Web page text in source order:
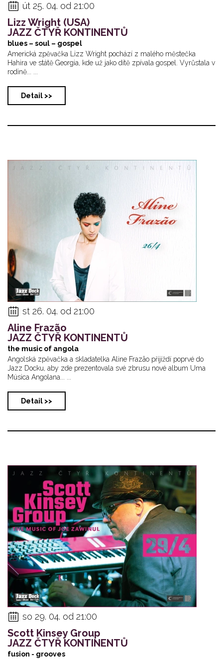
út 25. 04. od 21:00
Lizz Wright (USA)
JAZZ ČTYŘ KONTINENTŮ
blues – soul – gospel
Americká zpěvačka Lizz Wright pochází z malého městečka
Hahira ve státě Georgia, kde už jako dítě zpívala gospel. Vyrůstala v
rodině... ...
Detail >>
st 26. 04. od 21:00
Aline Frazão
JAZZ ČTYŘ KONTINENTŮ
the music of angola
Angolská zpěvačka a skladatelka Aline Frazão přijíždí poprvé do
Jazz Docku, aby zde prezentovala své zbrusu nové album Uma
Música Angolana... ...
Detail >>
so 29. 04. od 21:00
Scott Kinsey Group
JAZZ ČTYŘ KONTINENTŮ
fusion - grooves